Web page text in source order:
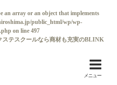
an array or an object that implements
public_html/wp/wp-
on line497
ステスクールなら商材も充実のBLINK
メニュー